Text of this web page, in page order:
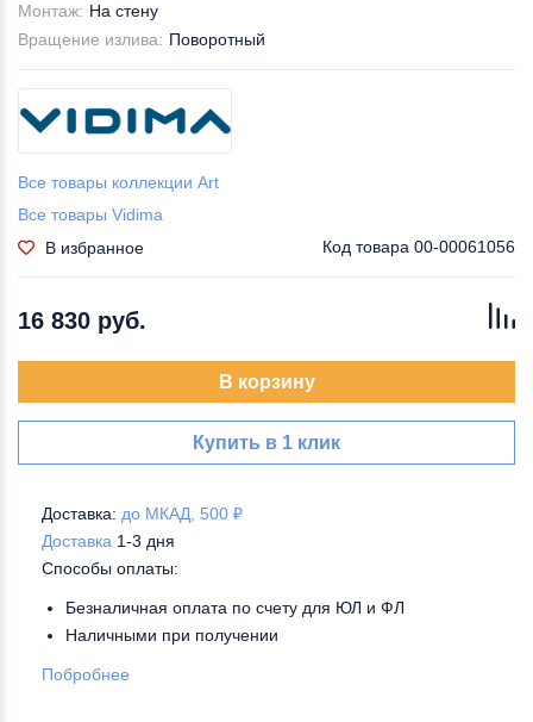
Монтаж: На стену
Вращение излива: Поворотный
Все товары коллекции Аrt
Все товары Vidima
В избранное
Код товара 00-00061056
16 830 руб.
В корзину
Купить в 1 клик
Доставка: до МКАД, 500 ₽
Доставка 1-3 дня
Способы оплаты:
Безналичная оплата по счету для ЮЛ и ФЛ
Наличными при получении
Побробнее